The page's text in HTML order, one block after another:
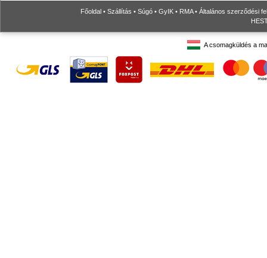
Főoldal • Szállítás • Súgó • GyIK • RMA• Általános szerződési
A csomagküldés a